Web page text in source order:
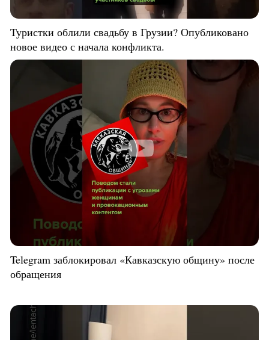
Туристки облили свадьбу в Грузии? Опубликовано
новое видео с начала конфликта.
Telegram заблокировал «Кавказскую общину» после
обращения